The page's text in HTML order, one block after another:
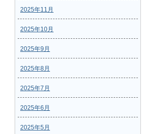
2025年11月
2025年10月
2025年9月
2025年8月
2025年7月
2025年6月
2025年5月